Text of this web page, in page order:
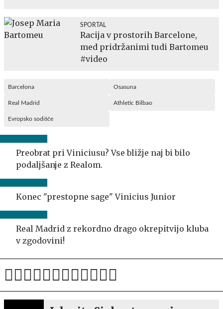
SPORTAL
Racija v prostorih Barcelone,
med pridržanimi tudi Bartomeu
#video
Barcelona Osasuna
Real Madrid Athletic Bilbao
Evropsko sodišče
Preobrat pri Viniciusu? Vse bližje naj bi bilo
podaljšanje z Realom.
Konec "prestopne sage" Vinicius Junior
Real Madrid z rekordno drago okrepitvijo kluba
v zgodovini!